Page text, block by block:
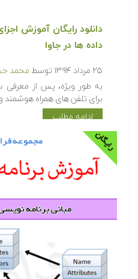
دانلود رایگان آموزش
داده ها در جاوا
۲۵ مرداد ۱۳۹۴ توسط محمد
برای تلفن های همراه
ادامه مطلب